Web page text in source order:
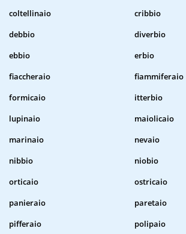
coltellinaio
cribbio
debbio
diverbio
ebbio
erbio
fiaccheraio
fiammiferaio
formicaio
itterbio
lupinaio
maiolicaio
marinaio
nevaio
nibbio
niobio
orticaio
ostricaio
panieraio
paretaio
pifferaio
polipaio